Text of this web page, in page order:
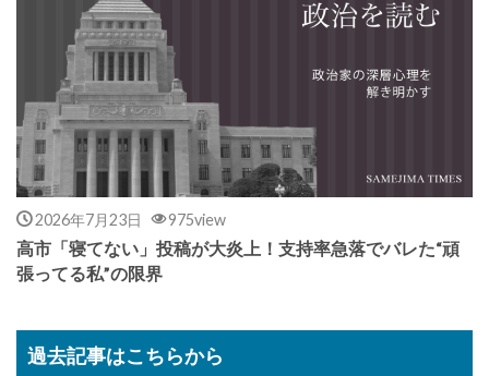
2026年7月23日 975view
高市「寝てない」投稿が大炎上！支持率急落でバレた“頑
張ってる私”の限界
過去記事はこちらから